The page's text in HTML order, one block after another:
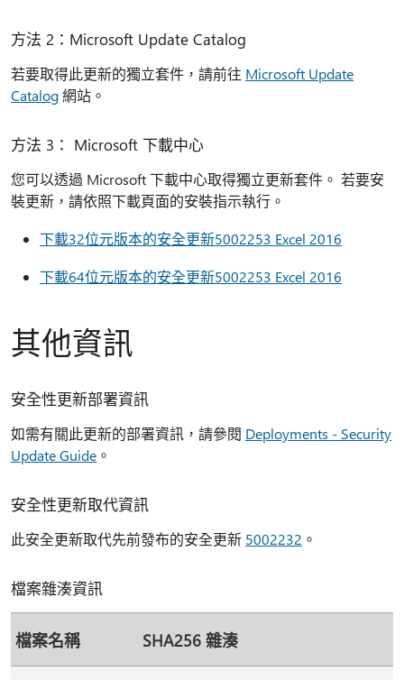
方法 2：Microsoft Update Catalog
若要取得此更新的獨立套件，請前往 Microsoft Update
Catalog網站。
方法 3： Microsoft 下載中心
您可以透過 Microsoft 下載中心取得獨立更新套件。 若要安
裝更新，請依照下載頁面的安裝指示執行。
下載32位元版本的安全更新5002253 Excel 2016
下載64位元版本的安全更新5002253 Excel 2016
其他資訊
安全性更新部署資訊
如需有關此更新的部署資訊，請參閱 Deployments - Security
Update Guide 。
安全性更新取代資訊
此安全更新取代先前發布的安全更新 5002232 。
檔案雜湊資訊
檔案名稱 SHA256 雜湊